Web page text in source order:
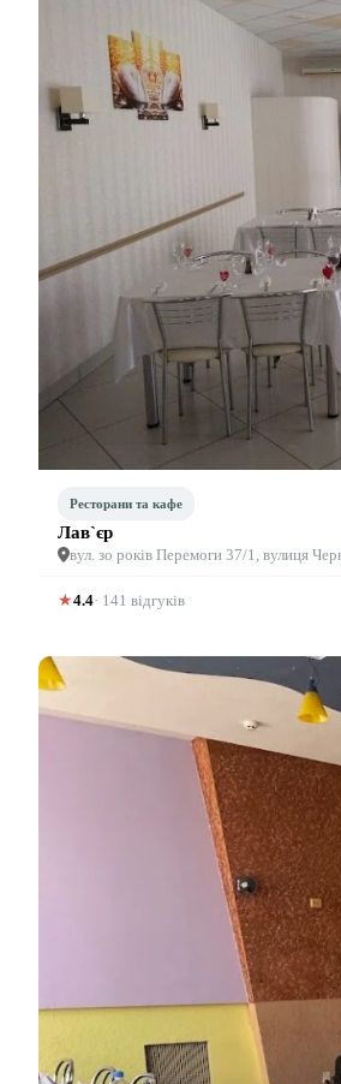
Ресторани та кафе
Лав`єр
вул. зо років Перемоги 37/1, вулиця
★4.4· 141 відгуків